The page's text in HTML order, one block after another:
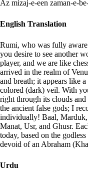
Az mizaj-e-een zaman-e-
English Translation
Rumi, who was fully
you desire to see another
player, and we are like
arrived in the realm of
and breath; it appears like
colored (dark) veil. With
right through its clouds
the ancient false gods; I
individually! Baal, Marduk,
Manat, Usr, and Ghusr.
today, based on the
devoid of an Abraham
Urdu